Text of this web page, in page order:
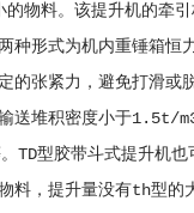
。该提升机的牵引构
形式为机内重锤箱恒
张紧力，避免打滑或
送堆积密度小于1.5t/
型胶带斗式提升机
料，提升量没有th型的